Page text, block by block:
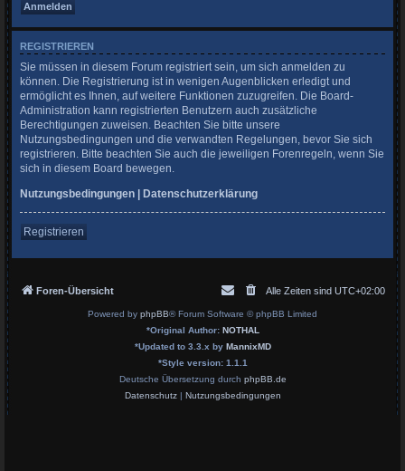
REGISTRIEREN
Sie müssen in diesem Forum registriert sein, um sich anmelden zu
können. Die Registrierung ist in wenigen Augenblicken erledigt und
ermöglicht es Ihnen, auf weitere Funktionen zuzugreifen. Die Board-
Administration kann registrierten Benutzern auch zusätzliche
Berechtigungen zuweisen. Beachten Sie bitte unsere
Nutzungsbedingungen und die verwandten Regelungen, bevor Sie sich
registrieren. Bitte beachten Sie auch die jeweiligen Forenregeln, wenn Sie
sich in diesem Board bewegen.
Nutzungsbedingungen | Datenschutzerklärung
Registrieren
Foren-Übersicht Alle Zeiten sind UTC+02:00
Powered by phpBB® Forum Software © phpBB Limited
*Original Author: NOTHAL
*Updated to 3.3.x by MannixMD
*Style version: 1.1.1
Deutsche Übersetzung durch phpBB.de
Datenschutz| Nutzungsbedingungen